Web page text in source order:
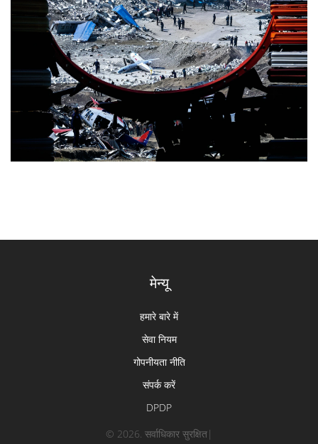
मेन्यू
हमारे बारे में
सेवा नियम
गोपनीयता नीति
संपर्क करें
DPDP
© 2026. सर्वाधिकार सुरक्षित|